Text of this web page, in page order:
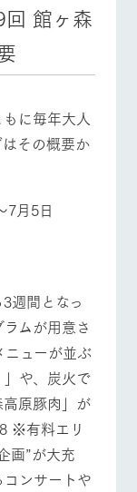
ショップ/お買い物
お客様へ
合わせ
館ヶ森
に毎年大人
その概要か
7月5日
週間となっ
ムが用意さ
ニューが並ぶ
」や、炭火で
原豚肉」が
※有料エリ
画”が大充
ンサートや